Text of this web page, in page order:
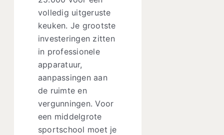
volledig uitgeruste
keuken. Je grootste
investeringen zitten
in professionele
apparatuur,
aanpassingen aan
de ruimte en
vergunningen. Voor
een middelgrote
sportschool moet je